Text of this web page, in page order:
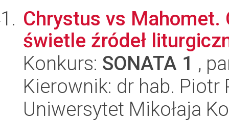
Chrystus vs
świetle źródeł
Konkurs: SONATA 1 ,
Kierownik: dr hab. Piotr
Uniwersytet Mikołaja